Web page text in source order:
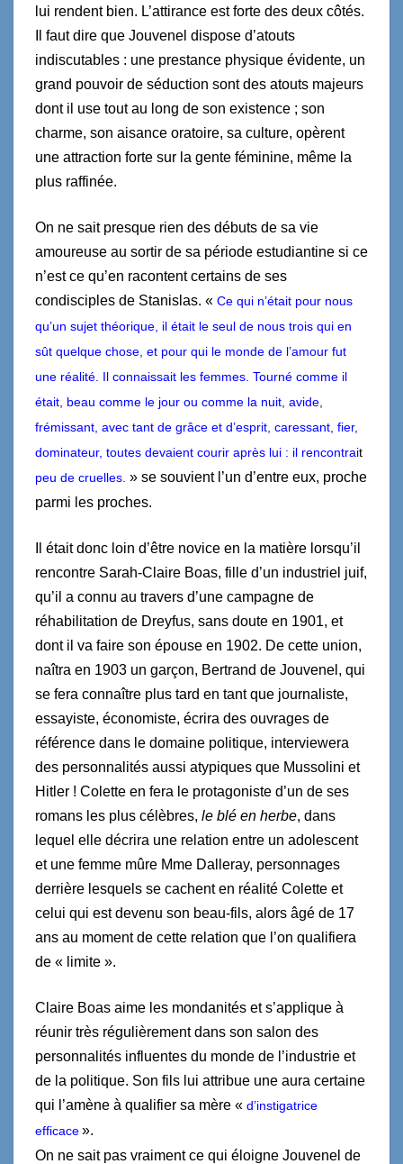
lui rendent bien. L’attirance est forte des deux côtés.
Il faut dire que Jouvenel dispose d’atouts
indiscutables : une prestance physique évidente, un
grand pouvoir de séduction sont des atouts majeurs
dont il use tout au long de son existence ; son
charme, son aisance oratoire, sa culture, opèrent
une attraction forte sur la gente féminine, même la
plus raffinée.
On ne sait presque rien des débuts de sa vie
amoureuse au sortir de sa période estudiantine si ce
n’est ce qu’en racontent certains de ses
condisciples de Stanislas. « Ce qui n’était pour nous
qu’un sujet théorique, il était le seul de nous trois qui en
sût quelque chose, et pour qui le monde de l’amour fut
une réalité. Il connaissait les femmes. Tourné comme il
était, beau comme le jour ou comme la nuit, avide,
frémissant, avec tant de grâce et d’esprit, caressant, fier,
dominateur, toutes devaient courir après lui : il rencontrait
peu de cruelles. » se souvient l’un d’entre eux, proche
parmi les proches.
Il était donc loin d’être novice en la matière lorsqu’il
rencontre Sarah-Claire Boas, fille d’un industriel juif,
qu’il a connu au travers d’une campagne de
réhabilitation de Dreyfus, sans doute en 1901, et
dont il va faire son épouse en 1902. De cette union,
naîtra en 1903 un garçon, Bertrand de Jouvenel, qui
se fera connaître plus tard en tant que journaliste,
essayiste, économiste, écrira des ouvrages de
référence dans le domaine politique, interviewera
des personnalités aussi atypiques que Mussolini et
Hitler ! Colette en fera le protagoniste d’un de ses
romans les plus célèbres, le blé en herbe, dans
lequel elle décrira une relation entre un adolescent
et une femme mûre Mme Dalleray, personnages
derrière lesquels se cachent en réalité Colette et
celui qui est devenu son beau-fils, alors âgé de 17
ans au moment de cette relation que l’on qualifiera
de « limite ».
Claire Boas aime les mondanités et s’applique à
réunir très régulièrement dans son salon des
personnalités influentes du monde de l’industrie et
de la politique. Son fils lui attribue une aura certaine
qui l’amène à qualifier sa mère « d’instigatrice
efficace».
On ne sait pas vraiment ce qui éloigne Jouvenel de